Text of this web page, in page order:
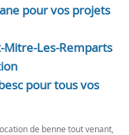
pour vos projets
Mitre-Les-Remparts
pour tous vos
de benne tout venant,